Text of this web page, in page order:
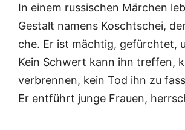
In einem rus­si­schen Mär­chen
Gestalt namens Koschtsch­ei,
che. Er ist mäch­tig, gefürch­tet,
Kein Schwert kann ihn tref­fen,
ver­bren­nen, kein Tod ihn zu
Er ent­führt jun­ge Frau­en,